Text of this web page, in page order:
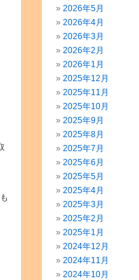
2026年5月
2026年4月
2026年3月
2026年2月
2026年1月
2025年12月
2025年11月
2025年10月
2025年9月
2025年8月
2025年7月
2025年6月
2025年5月
2025年4月
2025年3月
2025年2月
2025年1月
2024年12月
2024年11月
2024年10月